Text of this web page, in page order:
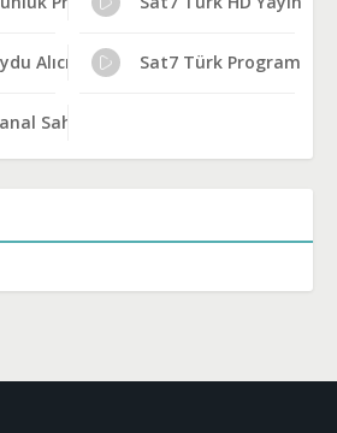
Alıcısı AyarlarıSat7 Türk Program
Sahibi Kim?